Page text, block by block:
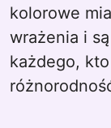
kolorowe
wrażenia i
każdego,